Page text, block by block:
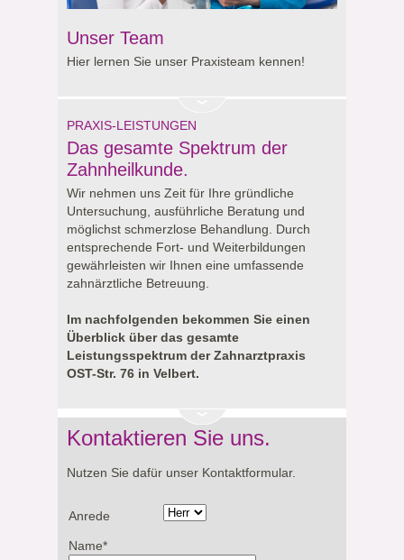
Unser Team
Hier lernen Sie unser Praxisteam kennen!
PRAXIS-LEISTUNGEN
Das gesamte Spektrum der
Zahnheilkunde.
Wir nehmen uns Zeit für Ihre gründliche
Untersuchung, ausführliche Beratung und
möglichst schmerzlose Behandlung. Durch
entsprechende Fort- und Weiterbildungen
gewährleisten wir Ihnen eine umfassende
zahnärztliche Betreuung.
Im nachfolgenden bekommen Sie einen
Überblick über das gesamte
Leistungsspektrum der Zahnarztpraxis
OST-Str. 76 in Velbert.
Kontaktieren Sie uns.
Nutzen Sie dafür unser Kontaktformular.
Anrede
Name*